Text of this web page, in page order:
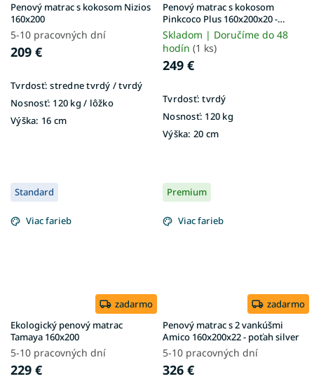
Penový matrac s kokosom Nizios
160x200
5-10 pracovných dní
209 €
Tvrdosť: stredne tvrdý / tvrdý
Nosnosť: 120 kg / lôžko
Výška: 16 cm
Penový matrac s kokosom
Pinkcoco Plus 160x200x20 -
poťah Aloe Vera
Skladom | Doručíme do 48
hodín (1 ks)
249 €
Tvrdosť: tvrdý
Nosnosť: 120 kg
Výška: 20 cm
Standard
Viac farieb
zadarmo
Ekologický penový matrac
Tamaya 160x200
5-10 pracovných dní
229 €
Premium
Viac farieb
zadarmo
Penový matrac s 2 vankúšmi
Amico 160x200x22 - poťah silver
5-10 pracovných dní
326 €